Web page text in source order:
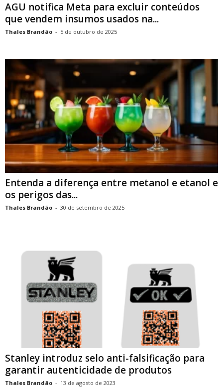
AGU notifica Meta para excluir conteúdos
que vendem insumos usados na...
Thales Brandão - 5 de outubro de 2025
Entenda a diferença entre metanol e etanol e
os perigos das...
Thales Brandão - 30 de setembro de 2025
Stanley introduz selo anti-falsificação para
garantir autenticidade de produtos
Thales Brandão - 13 de agosto de 2023